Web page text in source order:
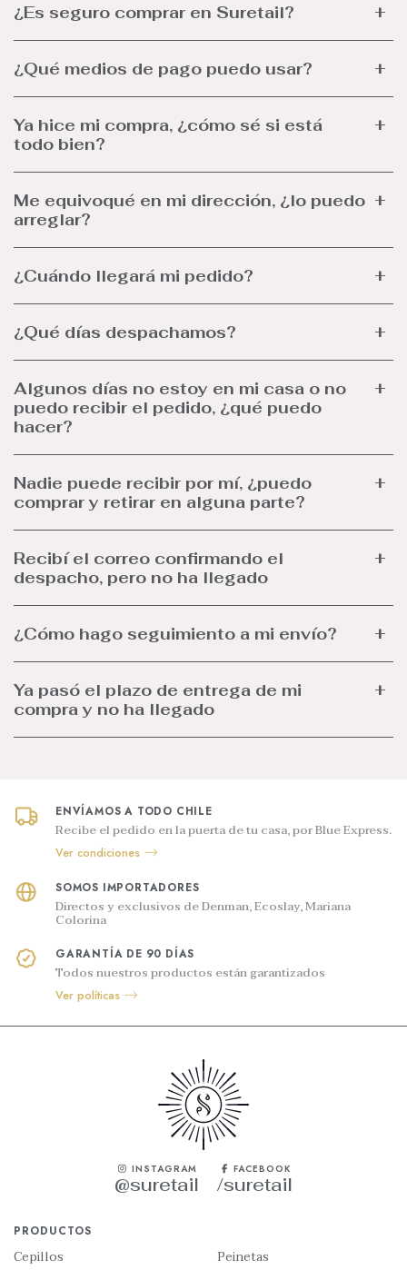
¿Es seguro comprar en Suretail?
¿Qué medios de pago puedo usar?
Ya hice mi compra, ¿cómo sé si está
todo bien?
Me equivoqué en mi dirección, ¿lo puedo
arreglar?
¿Cuándo llegará mi pedido?
¿Qué días despachamos?
Algunos días no estoy en mi casa o no
puedo recibir el pedido, ¿qué puedo
hacer?
Nadie puede recibir por mí, ¿puedo
comprar y retirar en alguna parte?
Recibí el correo confirmando el
despacho, pero no ha llegado
¿Cómo hago seguimiento a mi envío?
Ya pasó el plazo de entrega de mi
compra y no ha llegado
ENVÍAMOS A TODO CHILE
Recibe el pedido en la puerta de tu casa, por Blue Express.
Ver condiciones
SOMOS IMPORTADORES
Directos y exclusivos de Denman, Ecoslay, Mariana
Colorina
GARANTÍA DE 90 DÍAS
Todos nuestros productos están garantizados
Ver políticas
INSTAGRAM
@suretail
FACEBOOK
/suretail
PRODUCTOS
Cepillos
Peinetas